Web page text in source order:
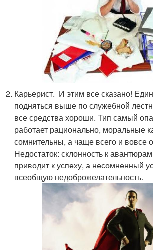
Карьерист. И этим все сказано!
подняться выше по служебной
все средства хороши. Тип самый
работает рационально, моральные
сомнительны, а чаще всего и вовсе
Недостаток: склонность к
приводит к успеху, а несомненный
всеобщую недоброжелательность.